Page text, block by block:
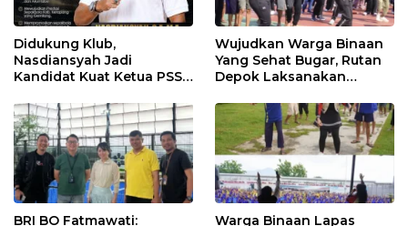
Didukung Klub,
Nasdiansyah Jadi
Kandidat Kuat Ketua PSSI
Wujudkan Warga Binaan
Yang Sehat Bugar, Rutan
Depok Laksanakan
BRI BO Fatmawati: Warga Binaan Lapas